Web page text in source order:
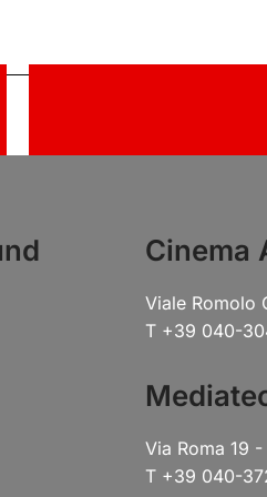
Cinema
Viale Romolo
T +39 040-
Via Roma 19
T +39 040-